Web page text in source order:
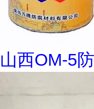
山西OM-5